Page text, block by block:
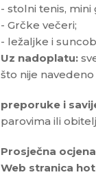
- stolni tenis, mini
- Grčke večeri;
- ležaljke i
Uz nadoplatu:
što nije
preporuke i
parovima ili
Prosječna
Web stranica